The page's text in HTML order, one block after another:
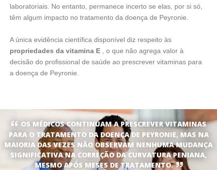
laboratoriais. No entanto, permanece incerto se elas, por si só,
têm algum impacto no tratamento da doença de Peyronie.
A única evidência científica disponível diz respeito às
propriedades da vitamina E , o que não agrega valor à
decisão do profissional de saúde ao prescrever vitaminas para
a doença de Peyronie.
OS MÉDICOS CONTINUAM A PRESCREVER VITAMINAS
PARA O TRATAMENTO DA DOENÇA DE PEYRONIE, MAS NA
MAIORIA DAS VEZES NÃO OBSERVAM NENHUMA MUDANÇA
SIGNIFICATIVA NA CORREÇÃO DA CURVATURA PENIANA,
MESMO APÓS MESES DE TRATAMENTO.